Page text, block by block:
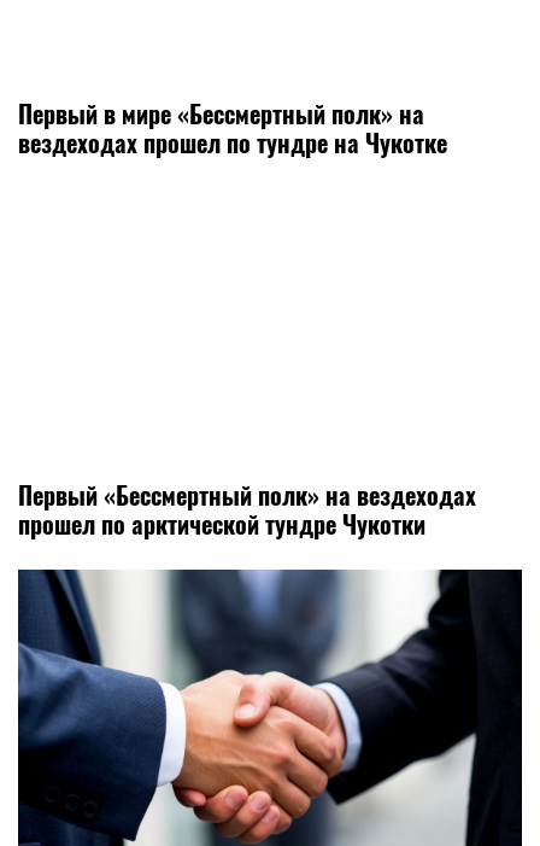
Первый в мире «Бессмертный полк» на
вездеходах прошел по тундре на Чукотке
Первый «Бессмертный полк» на вездеходах
прошел по арктической тундре Чукотки